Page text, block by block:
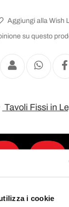
i cookie
Aggiungi alla Wish
su questo
Tavoli Fissi in